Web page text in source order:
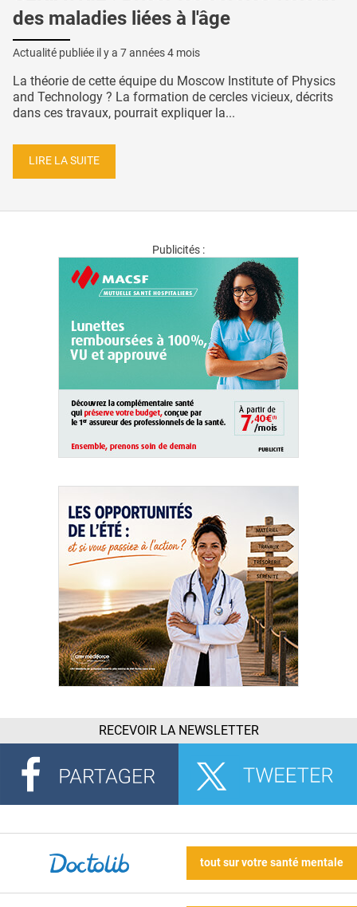
des maladies liées à l'âge
Actualité publiée il y a 7 années 4 mois
La théorie de cette équipe du Moscow Institute of Physics
and Technology ? La formation de cercles vicieux, décrits
dans ces travaux, pourrait expliquer la...
LIRE LA SUITE
Publicités :
RECEVOIR LA NEWSLETTER
tout sur votre santé mentale